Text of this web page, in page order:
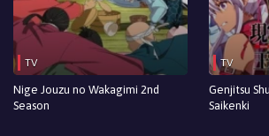
TV
Nige Jouzu no Wakagimi 2nd
Season
TV
Genjitsu
Saikenki